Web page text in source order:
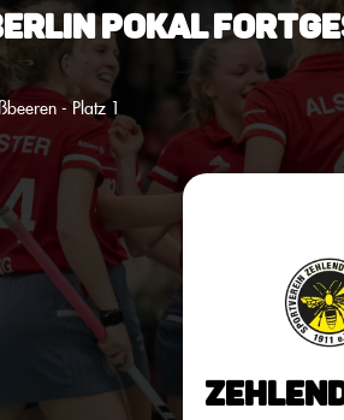
Pokal
- Platz 1